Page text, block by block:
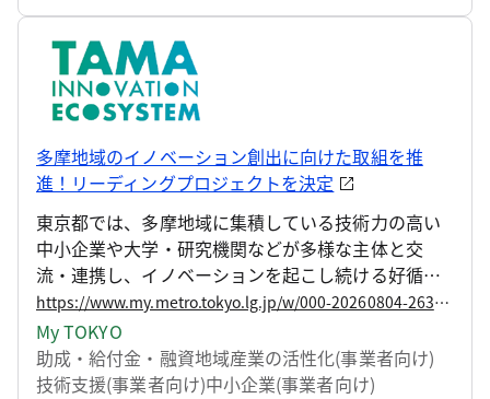
助を開始しますので、お知らせします。
多摩地域のイノベーション創出に向けた取組を推
進！リーディングプロジェクトを決定
東京都では、多摩地域に集積している技術力の高い
中小企業や大学・研究機関などが多様な主体と交
流・連携し、イノベーションを起こし続ける好循環
をつくる取組を進めています。 このたび、多摩地域
でイノベーションの創出に向けて取り組むリーディ
ングプロジェクトを97件の応募の中から10件を選定
し、支援を開始しましたのでお知らせします。
https://www.my.metro.tokyo.lg.jp/w/000-20260804-263688370
My TOKYO
助成・給付金・融資地域産業の活性化(事業者向け)
技術支援(事業者向け)中小企業(事業者向け)